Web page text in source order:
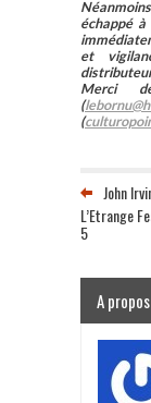
échappé
et
Merci
(
(
John
L’Etrange
5
A